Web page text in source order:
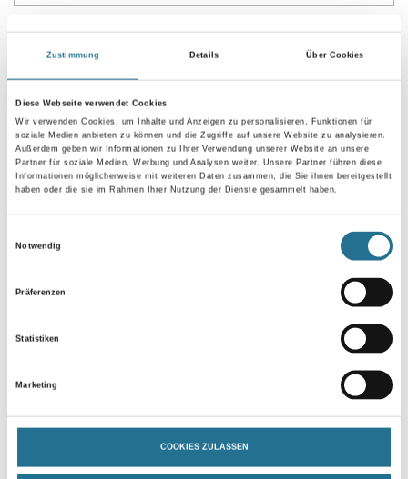
Zustimmung Details Über Cookies
Diese Webseite verwendet Cookies
Wir verwenden Cookies, um Inhalte und Anzeigen zu personalisieren, Funktionen für
soziale Medien anbieten zu können und die Zugriffe auf unsere Website zu analysieren.
Außerdem geben wir Informationen zu Ihrer Verwendung unserer Website an unsere
Partner für soziale Medien, Werbung und Analysen weiter. Unsere Partner führen diese
Informationen möglicherweise mit weiteren Daten zusammen, die Sie ihnen bereitgestellt
haben oder die sie im Rahmen Ihrer Nutzung der Dienste gesammelt haben.
Notwendig
Präferenzen
Statistiken
Marketing
COOKIES ZULASSEN
Länge in centimeter
Breite in centimeter
Gebinde
Umrechnungsfaktoren